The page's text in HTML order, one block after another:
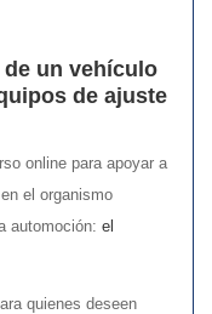
un vehículo
de ajuste
online para apoyar a
el organismo
automoción: el
quienes deseen